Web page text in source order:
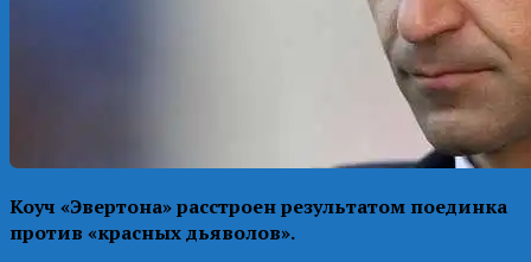
Коуч «Эвертона» расстроен результатом поединка
против «красных дьяволов».